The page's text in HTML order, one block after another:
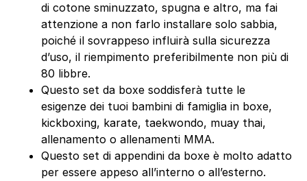
di cotone sminuzzato, spugna e altro, ma fai
attenzione a non farlo installare solo sabbia,
poiché il sovrappeso influirà sulla sicurezza
d’uso, il riempimento preferibilmente non più di
80 libbre.
Questo set da boxe soddisferà tutte le
esigenze dei tuoi bambini di famiglia in boxe,
kickboxing, karate, taekwondo, muay thai,
allenamento o allenamenti MMA.
Questo set di appendini da boxe è molto adatto
per essere appeso all’interno o all’esterno.